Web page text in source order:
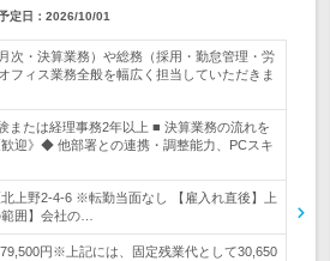
定日： 2026/10/01
次・決算業務）や総務（採用・勤怠管理・労
フィス業務全般を幅広く担当していただきま
または経理事務2年以上 ■ 決算業務の流れを
迎》◆ 他部署との連携・調整能力、PCスキ
上野2-4-6 ※転勤当面なし 【雇入れ直後】上
囲】会社の…
円※上記には、固定残業代として30,650